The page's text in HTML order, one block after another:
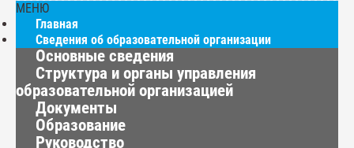
МЕНЮ
Главная
Сведения об образовательной организации
Основные сведения
Структура и органы управления
образовательной организацией
Документы
Образование
Руководство